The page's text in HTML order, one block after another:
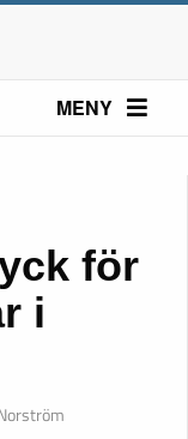
MENY
för
i